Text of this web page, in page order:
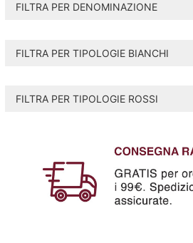
FILTRA PER DENOMINAZIONE
FILTRA PER TIPOLOGIE BIANCHI
FILTRA PER TIPOLOGIE ROSSI